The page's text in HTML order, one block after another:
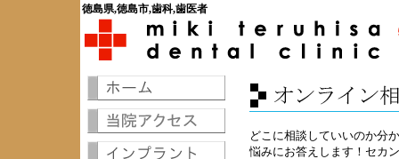
徳島県,徳島市,歯科,歯医者
どこに相談していいのか分
悩みにお答えします！セカ